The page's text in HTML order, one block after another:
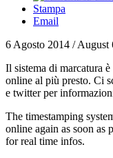
Stampa
Email
6 Agosto 2014 / August
Il sistema di marcatura
online al più presto. Ci
e twitter per
The timestamping
online again as soon as
for real time infos.